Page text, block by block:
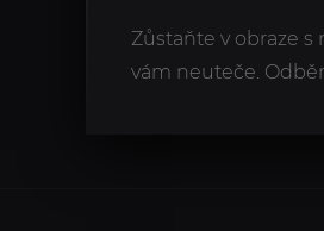
Zůstaňte v obraze
vám neuteče.